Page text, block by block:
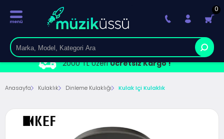
2000 TL ÜzeriÜcretsiz Kargo !
0
Anasayfa Kulaklık Dinleme Kulaklığı Kulak Içi Kulaklık